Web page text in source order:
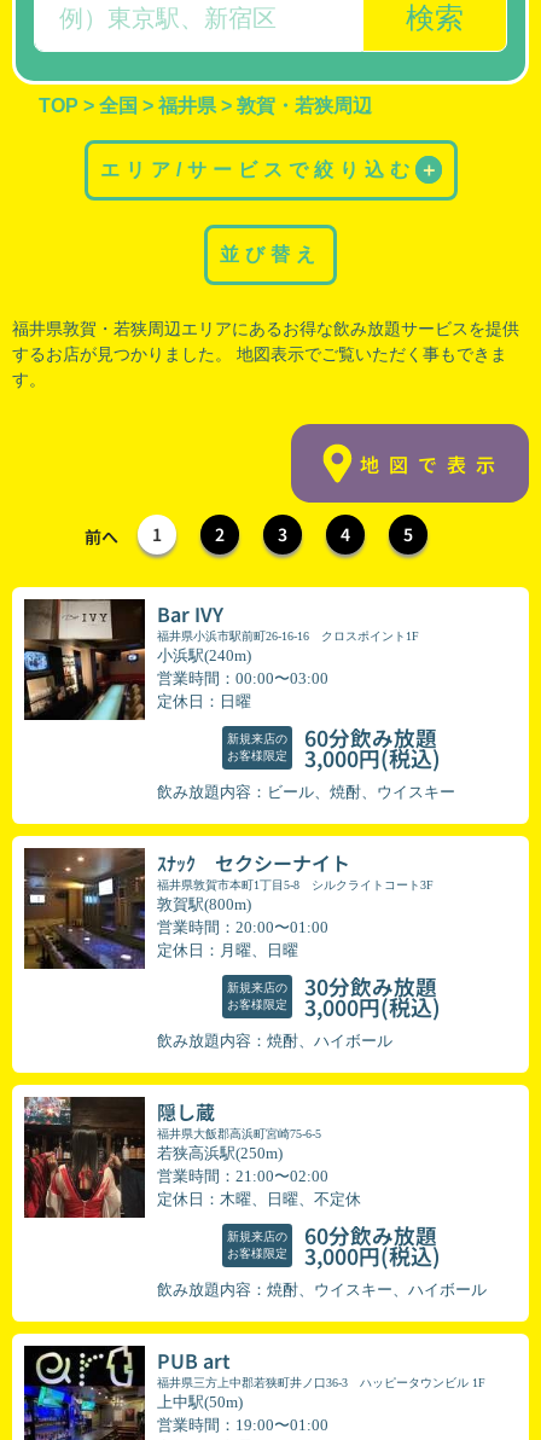
検索
TOP > 全国 > 福井県 > 敦賀・若狭周辺
エリア/サービスで絞り込む ＋
並び替え
福井県敦賀 ・ 若狭周辺エリアにあるお得な飲み放題サービスを提供
するお店が見つかりました。 地図表示でご覧いただく事もできま
す。
地図で表示
前へ 1 2 3 4 5
Bar IVY
福井県小浜市駅前町26-16-16 クロスポイント1F
小浜駅(240m)
営業時間：00:00〜03:00
定休日：日曜
新規来店の
お客様限定
60分飲み放題
3,000円(税込)
飲み放題内容：ビール、焼酎、ウイスキー
ｽﾅｯｸ セクシーナイト
福井県敦賀市本町1丁目5-8 シルクライトコート3F
敦賀駅(800m)
営業時間：20:00〜01:00
定休日：月曜、日曜
新規来店の
お客様限定
30分飲み放題
3,000円(税込)
飲み放題内容：焼酎、ハイボール
隠し蔵
福井県大飯郡高浜町宮崎75-6-5
若狭高浜駅(250m)
営業時間：21:00〜02:00
定休日：木曜、日曜、不定休
新規来店の
お客様限定
60分飲み放題
3,000円(税込)
飲み放題内容：焼酎、ウイスキー、ハイボール
PUB art
福井県三方上中郡若狭町井ノ口36-3 ハッピータウンビル 1F
上中駅(50m)
営業時間：19:00〜01:00